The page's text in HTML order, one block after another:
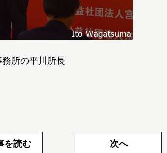
所の平川所長
を読む 次へ